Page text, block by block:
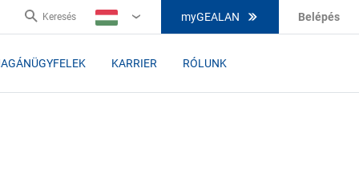
Keresés
HU
myGEALAN Belépés
KARRIER RÓLUNK